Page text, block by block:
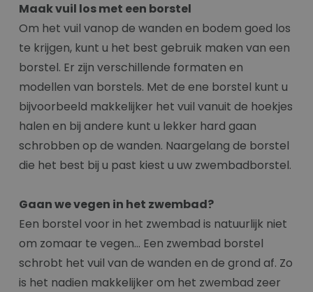
Maak vuil los met een borstel
Om het vuil vanop de wanden en bodem goed los
te krijgen, kunt u het best gebruik maken van een
borstel. Er zijn verschillende formaten en
modellen van borstels. Met de ene borstel kunt u
bijvoorbeeld makkelijker het vuil vanuit de hoekjes
halen en bij andere kunt u lekker hard gaan
schrobben op de wanden. Naargelang de borstel
die het best bij u past kiest u uw zwembadborstel.
Gaan we vegen in het zwembad?
Een borstel voor in het zwembad is natuurlijk niet
om zomaar te vegen… Een zwembad borstel
schrobt het vuil van de wanden en de grond af. Zo
is het nadien makkelijker om het zwembad zeer